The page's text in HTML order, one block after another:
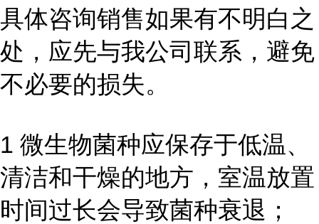
具体咨询销售如果有不明白之
处，应先与我公司联系，避免
不必要的损失。
1 微生物菌种应保存于低温、
清洁和干燥的地方，室温放置
时间过长会导致菌种衰退；